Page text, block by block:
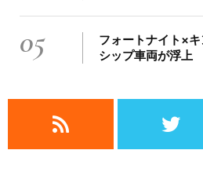
05
フォートナイト×
シップ車両が浮上